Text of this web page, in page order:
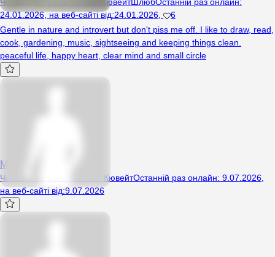
24.01.2026,на веб-сайті від:24.01.2026
6
Gentle in nature and introvert but don't piss me off. I like to draw, read,
cook, gardening, music, sightseeing and keeping things clean.
peaceful life, happy heart, clear mind and small circle
Madmaxiz
Чоловік, 39 років, Jahara, КювейтОстанній раз онлайн: 9.07.2026
на веб-сайті від:9.07.2026